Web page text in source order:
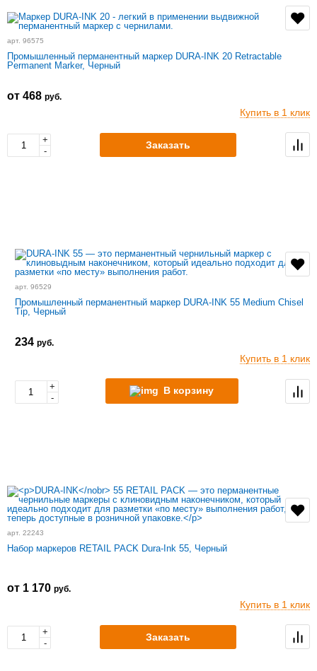
арт. 96575
Промышленный перманентный маркер DURA-INK 20 Retractable
Permanent Marker, Черный
от 468 руб.
Купить в 1 клик
+
-
Заказать
арт. 96529
Промышленный перманентный маркер DURA-INK 55 Medium Chisel
Tip, Черный
234 руб.
Купить в 1 клик
+
-
В корзину
арт. 22243
Набор маркеров RETAIL PACK Dura-Ink 55, Черный
от 1 170 руб.
Купить в 1 клик
+
-
Заказать